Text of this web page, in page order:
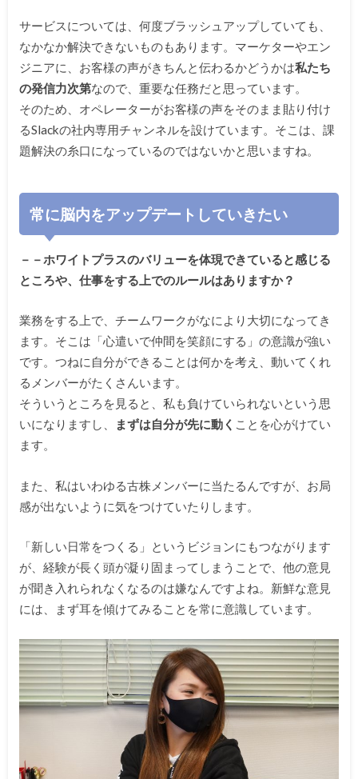
サービスについては、何度ブラッシュアップしていても、
なかなか解決できないものもあります。マーケターやエン
ジニアに、お客様の声がきちんと伝わるかどうかは私たち
の発信力次第なので、重要な任務だと思っています。
そのため、オペレーターがお客様の声をそのまま貼り付け
るSlackの社内専用チャンネルを設けています。そこは、課
題解決の糸口になっているのではないかと思いますね。
常に脳内をアップデートしていきたい
－－ホワイトプラスのバリューを体現できていると感じる
ところや、仕事をする上でのルールはありますか？
業務をする上で、チームワークがなにより大切になってき
ます。そこは「心遣いで仲間を笑顔にする」の意識が強い
です。つねに自分ができることは何かを考え、動いてくれ
るメンバーがたくさんいます。
そういうところを見ると、私も負けていられないという思
いになりますし、
まずは自分が先に動く ことを心がけてい
ます。
また、私はいわゆる古株メンバーに当たるんですが、お局
感が出ないように気をつけていたりします。
「新しい日常をつくる」というビジョンにもつながります
が、経験が長く頭が凝り固まってしまうことで、他の意見
が聞き入れられなくなるのは嫌なんですよね。新鮮な意見
には、まず耳を傾けてみることを常に意識しています。